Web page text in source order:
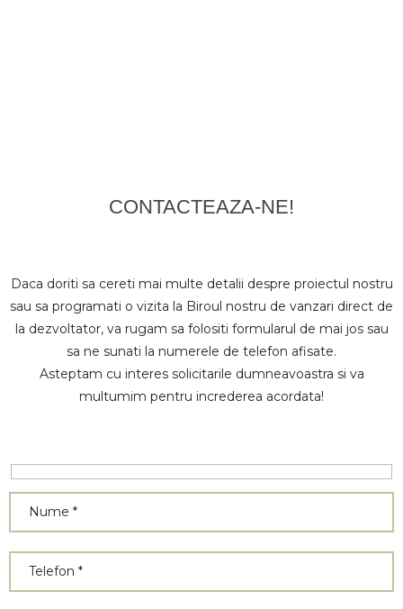
CONTACTEAZA-NE!
Daca doriti sa cereti mai multe detalii despre proiectul nostru
sau sa programati o vizita la Biroul nostru de vanzari direct de
la dezvoltator, va rugam sa folositi formularul de mai jos sau
sa ne sunati la numerele de telefon afisate.
Asteptam cu interes solicitarile dumneavoastra si va
multumim pentru increderea acordata!